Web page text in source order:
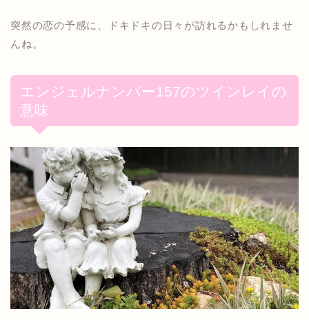
突然の恋の予感に、ドキドキの日々が訪れるかもしれませ
んね。
エンジェルナンバー157のツインレイの
意味